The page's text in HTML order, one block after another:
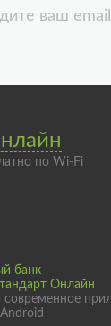
ваш email
по Wi-Fi
банк
Онлайн
современное